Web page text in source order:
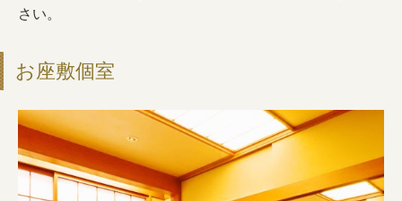
さい。
お座敷個室